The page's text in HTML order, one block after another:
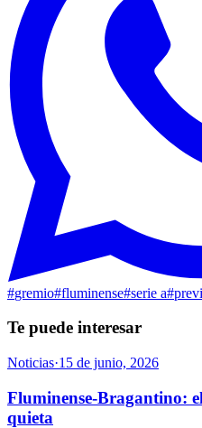
#gremio#fluminense#serie a#
Te puede interesar
Noticias·15 de junio, 2026
Fluminense-Bragantino:
quieta